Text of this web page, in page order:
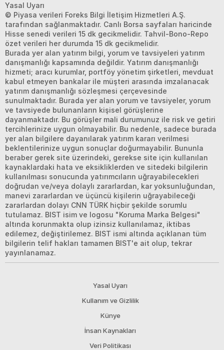
Yasal Uyarı
© Piyasa verileri Foreks Bilgi İletişim Hizmetleri A.Ş.
tarafından sağlanmaktadır. Canlı Borsa sayfaları haricinde
Hisse senedi verileri 15 dk gecikmelidir. Tahvil-Bono-Repo
özet verileri her durumda 15 dk gecikmelidir.
Burada yer alan yatırım bilgi, yorum ve tavsiyeleri yatırım
danışmanlığı kapsamında değildir. Yatırım danışmanlığı
hizmeti; aracı kurumlar, portföy yönetim şirketleri, mevduat
kabul etmeyen bankalar ile müşteri arasında imzalanacak
yatırım danışmanlığı sözleşmesi çerçevesinde
sunulmaktadır. Burada yer alan yorum ve tavsiyeler, yorum
ve tavsiyede bulunanların kişisel görüşlerine
dayanmaktadır. Bu görüşler mali durumunuz ile risk ve getiri
tercihlerinize uygun olmayabilir. Bu nedenle, sadece burada
yer alan bilgilere dayanılarak yatırım kararı verilmesi
beklentilerinize uygun sonuçlar doğurmayabilir. Bununla
beraber gerek site üzerindeki, gerekse site için kullanılan
kaynaklardaki hata ve eksikliklerden ve sitedeki bilgilerin
kullanılması sonucunda yatırımcıların uğrayabilecekleri
doğrudan ve/veya dolaylı zararlardan, kar yoksunluğundan,
manevi zararlardan ve üçüncü kişilerin uğrayabileceği
zararlardan dolayı CNN TÜRK hiçbir şekilde sorumlu
tutulamaz. BIST isim ve logosu "Koruma Marka Belgesi"
altında korunmakta olup izinsiz kullanılamaz, iktibas
edilemez, değiştirilemez. BIST ismi altında açıklanan tüm
bilgilerin telif hakları tamamen BIST'e ait olup, tekrar
yayınlanamaz.
Yasal Uyarı
Kullanım ve Gizlilik
Künye
İnsan Kaynakları
Veri Politikası